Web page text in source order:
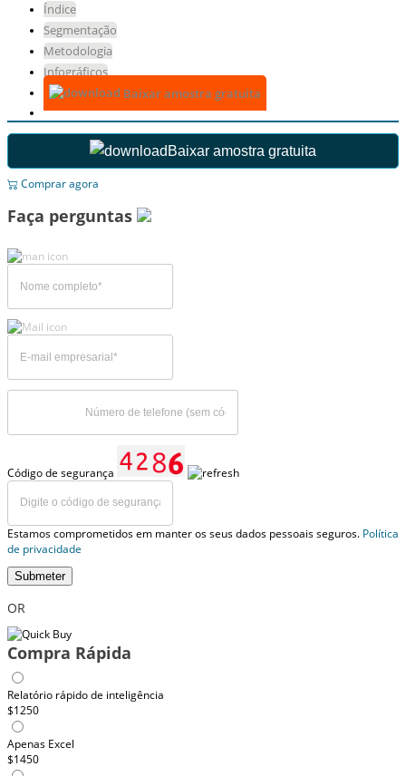
Índice
Segmentação
Metodologia
Infográficos
Baixar amostra gratuita
Baixar amostra gratuita
Comprar agora
Faça perguntas
Código de segurança
Estamos comprometidos em manter os seus dados pessoais seguros. Política
de privacidade
Submeter
OR
Compra Rápida
Relatório rápido de inteligência
$1250
Apenas Excel
$1450